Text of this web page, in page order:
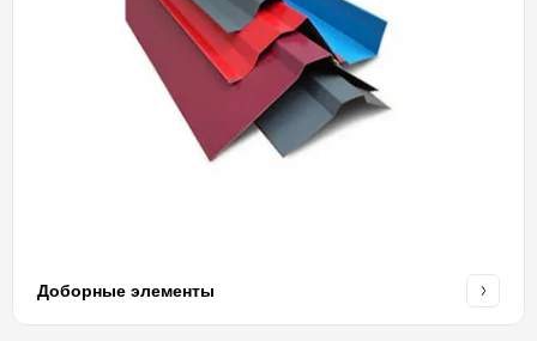
Доборные элементы